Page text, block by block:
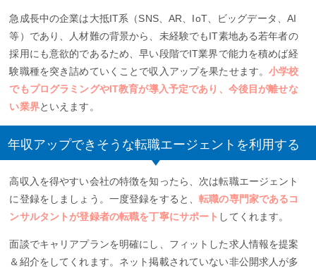
急成長中の企業は大抵IT系（SNS、AR、IoT、ビッグデータ、AI
等）であり、人材難の背景から、未経験でもIT素地ある若年者の
採用にも意欲的であるため、早い段階でIT業界で能力を積めば経
験職種を突き詰めていくことで収入アップを果たせます。小学校
でもプログラミングやIT教育が導入予定であり、今後目が離せな
い業界といえます。
年収アップできそうな転職エージェントを利用する
高収入を得やすい会社の特徴を知ったら、次は転職エージェント
に登録をしましょう。一度登録をすると、転職の専門家であるコ
ンサルタントが登録者の転職を丁寧にサポート してくれます。
面談でキャリアプランを明確にし、フィットした求人情報を提案
＆紹介をしてくれます。ネット掲載されていない非公開求人が多